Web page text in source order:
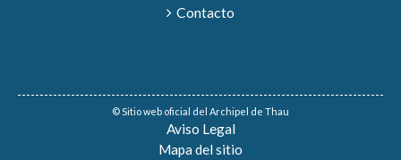
Contacto
© Sitio web oficial del Archipel de Thau
Aviso Legal
Mapa del sitio